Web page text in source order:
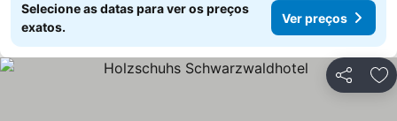
Selecione as datas para ver os preços
exatos.
Ver preços
Partilhar